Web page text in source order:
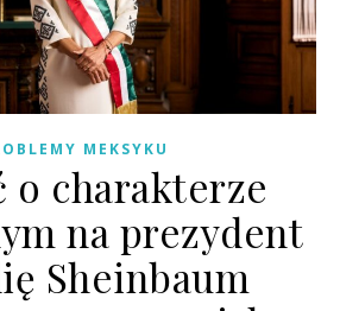
MEKSYKU
o charakterze
na prezydent
Sheinbaum